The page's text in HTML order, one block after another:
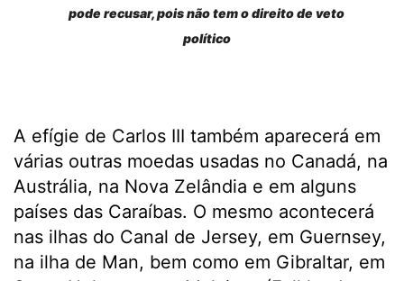
pode recusar, pois não tem o direito de veto
político
A efígie de Carlos III também aparecerá em
várias outras moedas usadas no Canadá, na
Austrália, na Nova Zelândia e em alguns
países das Caraíbas. O mesmo acontecerá
nas ilhas do Canal de Jersey, em Guernsey,
na ilha de Man, bem como em Gibraltar, em